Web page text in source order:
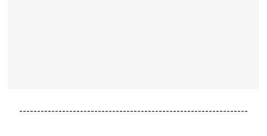
----------------------------------------------------------------